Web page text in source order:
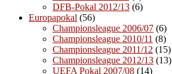
DFB-Pokal 2012/13 (6)
Europapokal (56)
Championsleague 2006/07 (6)
Championsleague 2010/11 (8)
Championsleague 2011/12 (15)
Championsleague 2012/13 (13)
UEFA Pokal 2007/08 (14)